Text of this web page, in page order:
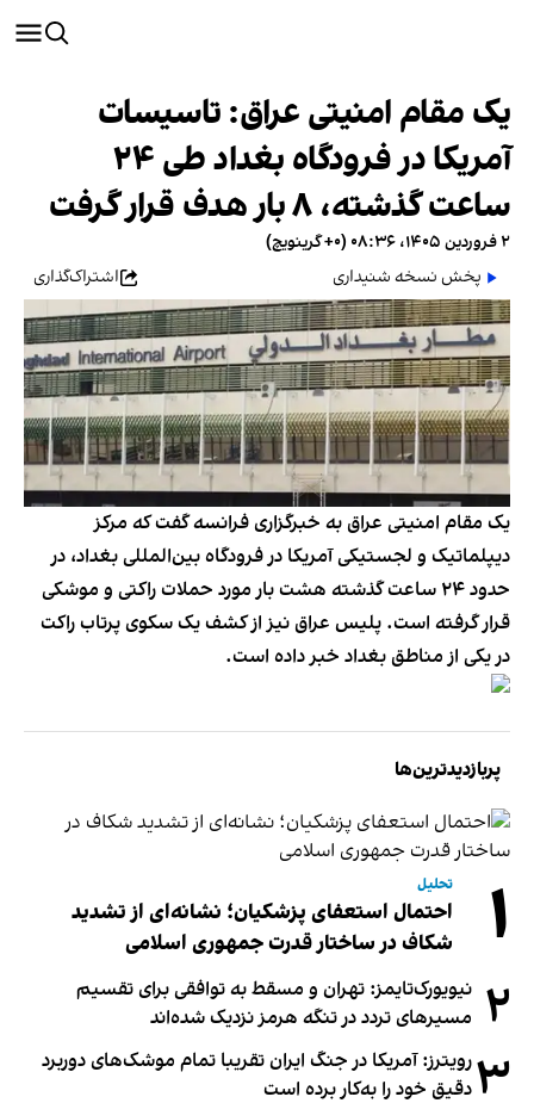
یک مقام امنیتی عراق: تاسیسات
آمریکا در فرودگاه بغداد طی ۲۴
ساعت گذشته، ۸ بار هدف قرار گرفت
۲ فروردین ۱۴۰۵، ۰۸:۳۶ (‎+۰ گرینویچ)
پخش نسخه شنیداری
اشتراک‌گذاری
یک مقام امنیتی عراق به خبرگزاری فرانسه گفت که مرکز
دیپلماتیک و لجستیکی آمریکا در فرودگاه بین‌المللی بغداد، در
حدود ۲۴ ساعت گذشته هشت بار مورد حملات راکتی و موشکی
قرار گرفته است. پلیس عراق نیز از کشف یک سکوی پرتاب راکت
در یکی از مناطق بغداد خبر داده است.
پربازدیدترین‌ها
۱ تحلیل
احتمال استعفای پزشکیان؛ نشانه‌ای از تشدید
شکاف در ساختار قدرت جمهوری اسلامی
۲ نیویورک‌تایمز: تهران و مسقط به توافقی برای تقسیم
مسیرهای تردد در تنگه هرمز نزدیک شده‌اند
۳رویترز: آمریکا در جنگ ایران تقریبا تمام موشک‌های دوربرد
دقیق خود را به‌کار برده است